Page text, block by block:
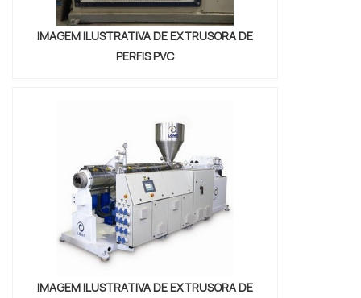
IMAGEM ILUSTRATIVA DE EXTRUSORA DE
PERFIS PVC
IMAGEM ILUSTRATIVA DE EXTRUSORA DE